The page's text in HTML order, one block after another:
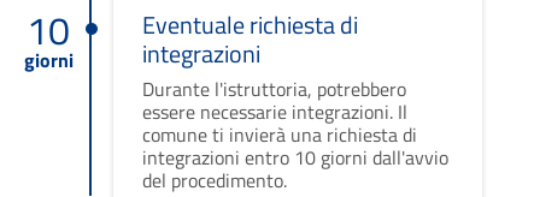
10
giorni
Eventuale richiesta di
integrazioni
Durante l'istruttoria, potrebbero
essere necessarie integrazioni. Il
comune ti invierà una richiesta di
integrazioni entro 10 giorni dall'avvio
del procedimento.